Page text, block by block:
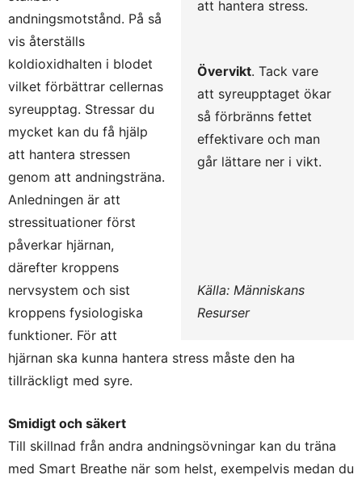
att hantera stress.
Övervikt. Tack vare
att syreupptaget ökar
så förbränns fettet
effektivare och man
går lättare ner i vikt.
Källa: Människans
Resurser
andningsmotstånd. På så
vis återställs
koldioxidhalten i blodet
vilket förbättrar cellernas
syreupptag. Stressar du
mycket kan du få hjälp
att hantera stressen
genom att andningsträna.
Anledningen är att
stressituationer först
påverkar hjärnan,
därefter kroppens
nervsystem och sist
kroppens fysiologiska
funktioner. För att
hjärnan ska kunna hantera stress måste den ha
tillräckligt med syre.
Smidigt och säkert
Till skillnad från andra andningsövningar kan du träna
med Smart Breathe när som helst, exempelvis medan du